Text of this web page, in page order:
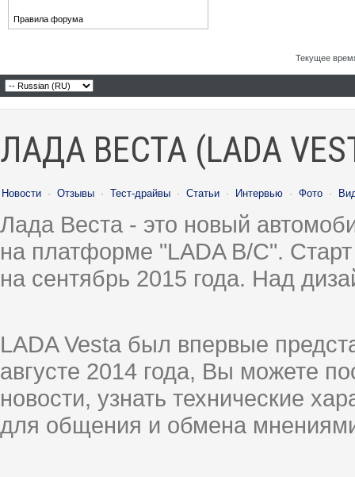
Правила форума
Текущее
ЛАДА ВЕСТА (LADA
Новости · Отзывы · Тест-драйвы · Статьи · Интервью · Фото ·
Лада Веста - это новый
на платформе "LADA B/C".
на сентябрь 2015 года. Над
LADA Vesta был впервые
августе 2014 года, Вы можете
новости, узнать технические
для общения и обмена